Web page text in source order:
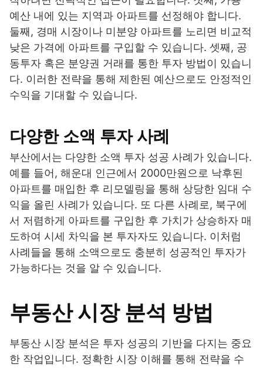
예산 내에 있는 지역과 아파트를 선정해야 합니다.
둘째, 경매 시장이나 미분양 아파트를 노리면 비교적
낮은 가격에 아파트를 구입할 수 있습니다. 셋째, 공
동투자 혹은 분양권 거래를 통한 투자 방법이 있습니
다. 이러한 전략을 통해 제한된 예산으로도 안정적인
수익을 기대할 수 있습니다.
다양한 소액 투자 사례
부산에서는 다양한 소액 투자 성공 사례가 있습니다.
예를 들어, 해운대 인근에서 2000만원으로 낙후된
아파트를 매입한 후 리모델링을 통해 상당한 임대 수
익을 올린 사례가 있습니다. 또 다른 사례로, 북구에
서 저렴하게 아파트를 구입한 후 가치가 상승하자 매
도하여 시세 차익을 본 투자자도 있습니다. 이처럼
사례들을 통해 소액으로도 충분히 성공적인 투자가
가능하다는 것을 알 수 있습니다.
부동산 시장 분석 방법
부동산 시장 분석은 투자 성공의 기반을 다지는 중요
한 작업입니다. 정확한 시장 이해를 통해 전략을 수